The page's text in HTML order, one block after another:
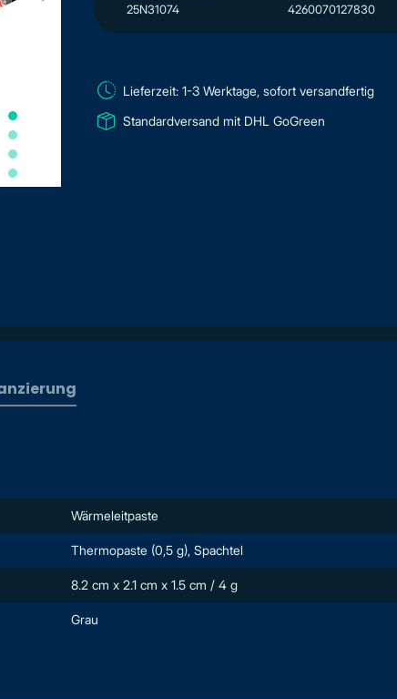
25N31074
4260070127830
Lieferzeit: 1-3 Werktage, sofort versandfertig
Standardversand mit DHL GoGreen
Wärmeleitpaste
Thermopaste (0,5 g), Spachtel
8.2 cm x 2.1 cm x 1.5 cm / 4 g
Grau